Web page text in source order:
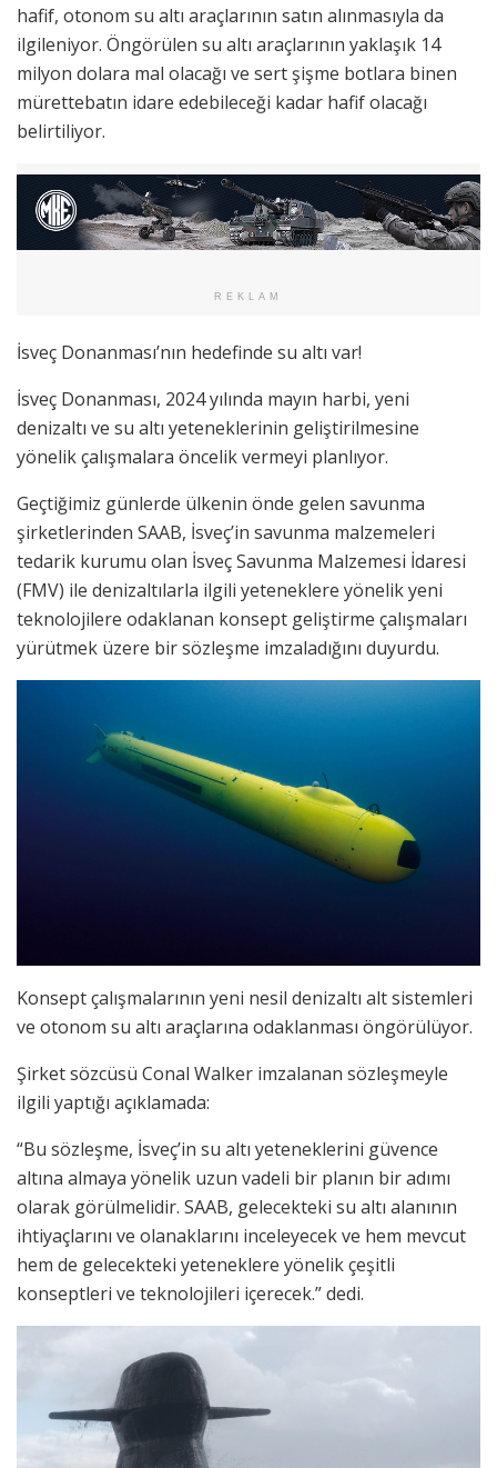
hafif, otonom su altı araçlarının satın alınmasıyla da
ilgileniyor. Öngörülen su altı araçlarının yaklaşık 14
milyon dolara mal olacağı ve sert şişme botlara binen
mürettebatın idare edebileceği kadar hafif olacağı
belirtiliyor.
REKLAM
İsveç Donanması’nın hedefinde su altı var!
İsveç Donanması, 2024 yılında mayın harbi, yeni
denizaltı ve su altı yeteneklerinin geliştirilmesine
yönelik çalışmalara öncelik vermeyi planlıyor.
Geçtiğimiz günlerde ülkenin önde gelen savunma
şirketlerinden SAAB, İsveç’in savunma malzemeleri
tedarik kurumu olan İsveç Savunma Malzemesi İdaresi
(FMV) ile denizaltılarla ilgili yeteneklere yönelik yeni
teknolojilere odaklanan konsept geliştirme çalışmaları
yürütmek üzere bir sözleşme imzaladığını duyurdu.
Konsept çalışmalarının yeni nesil denizaltı alt sistemleri
ve otonom su altı araçlarına odaklanması öngörülüyor.
Şirket sözcüsü Conal Walker imzalanan sözleşmeyle
ilgili yaptığı açıklamada:
“Bu sözleşme, İsveç’in su altı yeteneklerini güvence
altına almaya yönelik uzun vadeli bir planın bir adımı
olarak görülmelidir. SAAB, gelecekteki su altı alanının
ihtiyaçlarını ve olanaklarını inceleyecek ve hem mevcut
hem de gelecekteki yeteneklere yönelik çeşitli
konseptleri ve teknolojileri içerecek.” dedi.